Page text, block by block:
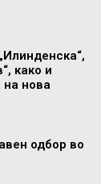
како и
на нова
одбор во